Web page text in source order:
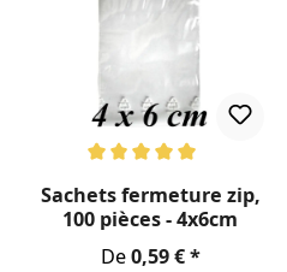
Sachets fermeture zip,
100 pièces - 4x6cm
Prix régulier :
De0,59 €